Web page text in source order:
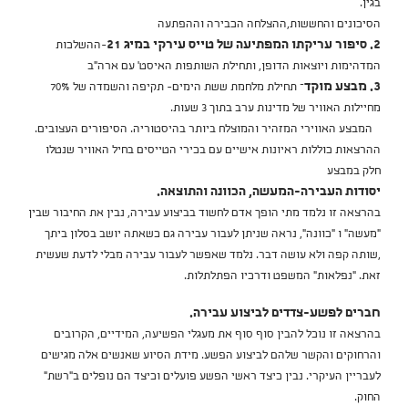
בגין.
הסיכונים והחששות,ההצלחה הכבירה וההפתעה
2. סיפור עריקתו המפתיעה של טייס עירקי במיג 21
-ההשלכות
המדהימות ויוצאות הדופן, ותחילת השותפות האיסט' עם ארה"ב
3. מבצע מוקד
– תחילת מלחמת ששת הימים- תקיפה והשמדה של 70%
מחיילות האוויר של מדינות ערב בתוך 3 שעות.
המבצע האווירי המזהיר והמוצלח ביותר בהיסטוריה. הסיפורים העצובים.
ההרצאות כוללות ראיונות אישיים עם בכירי הטייסים בחיל האוויר שנטלו
חלק במבצע
יסודות העבירה-המעשה, הכוונה והתוצאה.
בהרצאה זו נלמד מתי הופך אדם לחשוד בביצוע עבירה, נבין את החיבור שבין
"מעשה" ו "כוונה", נראה שניתן לעבור עבירה גם כשאתה יושב בסלון ביתך
,שותה קפה ולא עושה דבר. נלמד שאפשר לעבור עבירה מבלי לדעת שעשית
זאת. "נפלאות" המשפט ודרכיו הפתלתלות.
חברים לפשע-צדדים לביצוע עבירה.
בהרצאה זו נוכל להבין סוף סוף את מעגלי הפשיעה, המידיים, הקרובים
והרחוקים והקשר שלהם לביצוע הפשע. מידת הסיוע שאנשים אלה מגישים
לעבריין העיקרי. נבין כיצד ראשי הפשע פועלים וכיצד הם נופלים ב"רשת"
החוק.